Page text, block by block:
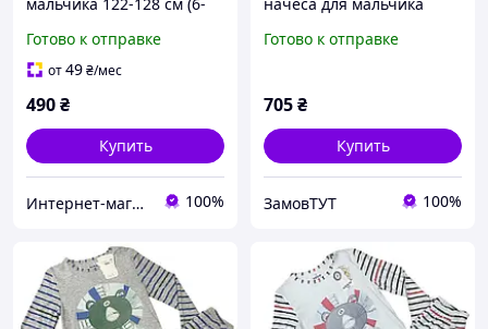
Готово к отправке
от49₴/мес
490₴
Купить
Интернет-магазин "Детки" 100%
(6-7 лет), рост 116-122 см
Готово к отправке
705₴
Купить
ЗамовТУТ 100%